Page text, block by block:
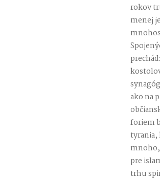
rokov
menej
ako na
foriem
tyrania,
mnoho,
pre
trhu